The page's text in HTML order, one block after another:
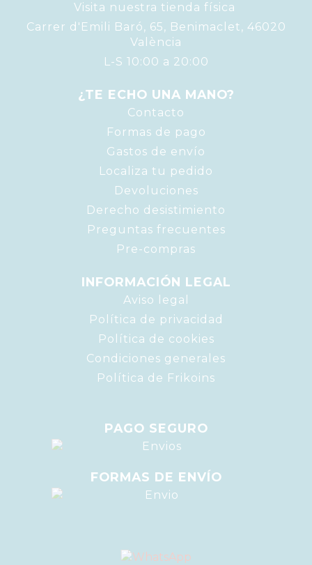
Visita nuestra tienda física
Carrer d'Emili Baró, 65, Benimaclet, 46020
València
L-S 10:00 a 20:00
¿TE ECHO UNA MANO?
Contacto
Formas de pago
Gastos de envío
Localiza tu pedido
Devoluciones
Derecho desistimiento
Preguntas frecuentes
Pre-compras
INFORMACIÓN LEGAL
Aviso legal
Política de privacidad
Política de cookies
Condiciones generales
Política de Frikoins
PAGO SEGURO
FORMAS DE ENVÍO